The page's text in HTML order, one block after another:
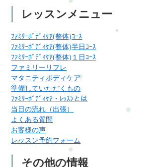
レッスンメニュー
ﾌｧﾐﾘｰﾎﾞﾃﾞｨｹｱ(整体)ｺｰｽ
ﾌｧﾐﾘｰﾎﾞﾃﾞｨｹｱ(整体)半日ｺｰｽ
ﾌｧﾐﾘｰﾎﾞﾃﾞｨｹｱ(整体)１日ｺｰｽ
ファミリーリフレ
マタニティボディケア
準備していただくもの
ﾌｧﾐﾘｰﾎﾞﾃﾞｨｹｱ・ﾚｯｽﾝとは
当日の流れ（出張）
よくある質問
お客様の声
レッスン予約フォーム
その他の情報